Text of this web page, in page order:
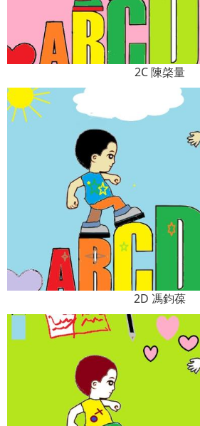
2C 陳棨量
2D 馮鈞葆